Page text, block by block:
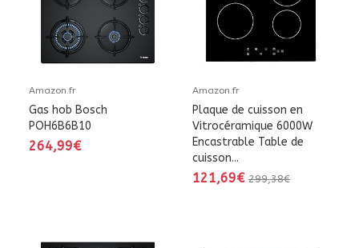
Amazon.fr
Gas hob Bosch
POH6B6B10
264,99€
Amazon.fr
Plaque de cuisson en
Vitrocéramique 6000W
Encastrable Table de
cuisson...
121,69€ 299,38€